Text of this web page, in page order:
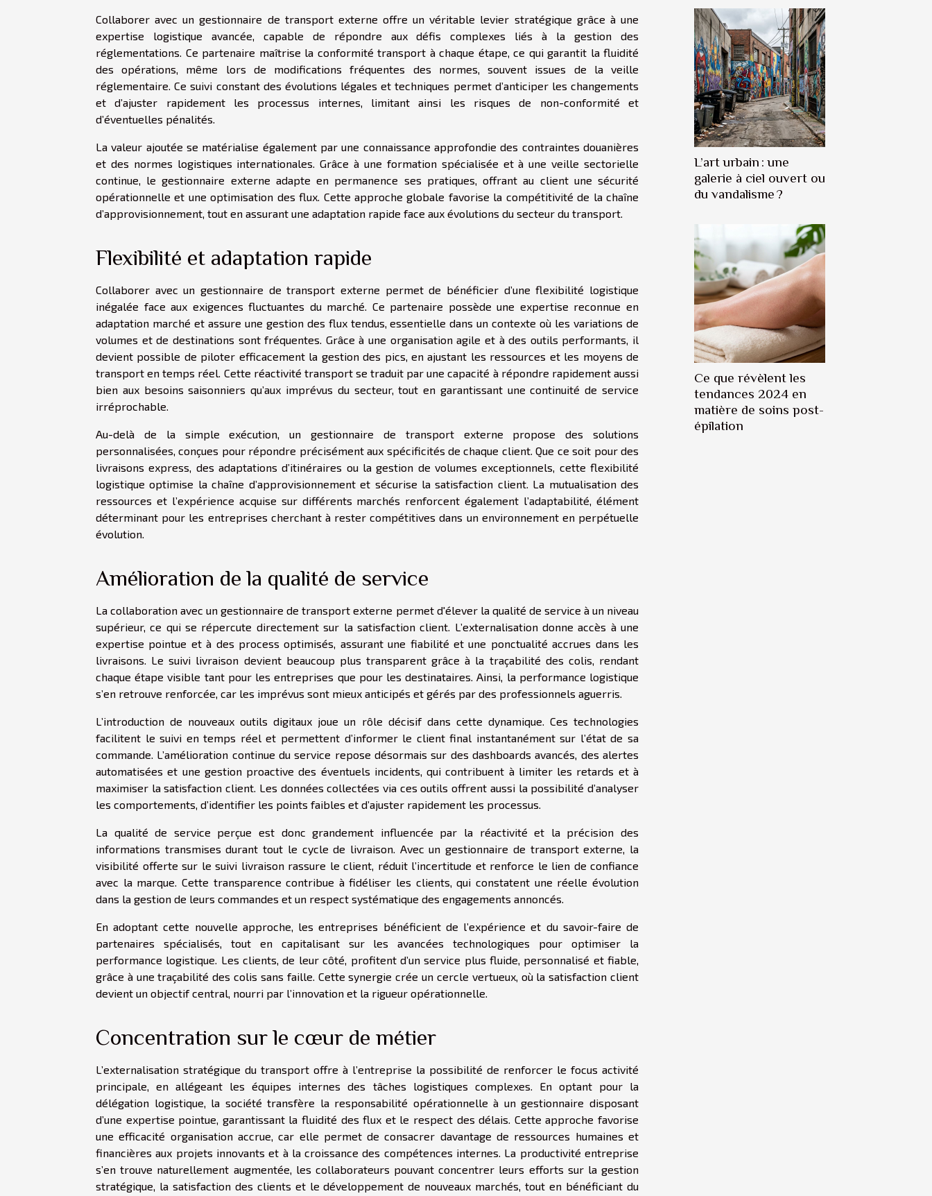
Collaborer avec un gestionnaire de transport externe offre un véritable levier stratégique grâce à une
expertise logistique avancée, capable de répondre aux défis complexes liés à la gestion des
réglementations. Ce partenaire maîtrise la conformité transport à chaque étape, ce qui garantit la fluidité
des opérations, même lors de modifications fréquentes des normes, souvent issues de la veille
réglementaire. Ce suivi constant des évolutions légales et techniques permet d’anticiper les changements
et d’ajuster rapidement les processus internes, limitant ainsi les risques de non-conformité et
d’éventuelles pénalités.
La valeur ajoutée se matérialise également par une connaissance approfondie des contraintes douanières
et des normes logistiques internationales. Grâce à une formation spécialisée et à une veille sectorielle
continue, le gestionnaire externe adapte en permanence ses pratiques, offrant au client une sécurité
opérationnelle et une optimisation des flux. Cette approche globale favorise la compétitivité de la chaîne
d’approvisionnement, tout en assurant une adaptation rapide face aux évolutions du secteur du transport.
Flexibilité et adaptation rapide
Collaborer avec un gestionnaire de transport externe permet de bénéficier d’une flexibilité logistique
inégalée face aux exigences fluctuantes du marché. Ce partenaire possède une expertise reconnue en
adaptation marché et assure une gestion des flux tendus, essentielle dans un contexte où les variations de
volumes et de destinations sont fréquentes. Grâce à une organisation agile et à des outils performants, il
devient possible de piloter efficacement la gestion des pics, en ajustant les ressources et les moyens de
transport en temps réel. Cette réactivité transport se traduit par une capacité à répondre rapidement aussi
bien aux besoins saisonniers qu’aux imprévus du secteur, tout en garantissant une continuité de service
irréprochable.
Au-delà de la simple exécution, un gestionnaire de transport externe propose des solutions
personnalisées, conçues pour répondre précisément aux spécificités de chaque client. Que ce soit pour des
livraisons express, des adaptations d’itinéraires ou la gestion de volumes exceptionnels, cette flexibilité
logistique optimise la chaîne d’approvisionnement et sécurise la satisfaction client. La mutualisation des
ressources et l’expérience acquise sur différents marchés renforcent également l’adaptabilité, élément
déterminant pour les entreprises cherchant à rester compétitives dans un environnement en perpétuelle
évolution.
Amélioration de la qualité de service
La collaboration avec un gestionnaire de transport externe permet d'élever la qualité de service à un niveau
supérieur, ce qui se répercute directement sur la satisfaction client. L’externalisation donne accès à une
expertise pointue et à des process optimisés, assurant une fiabilité et une ponctualité accrues dans les
livraisons. Le suivi livraison devient beaucoup plus transparent grâce à la traçabilité des colis, rendant
chaque étape visible tant pour les entreprises que pour les destinataires. Ainsi, la performance logistique
s’en retrouve renforcée, car les imprévus sont mieux anticipés et gérés par des professionnels aguerris.
L’introduction de nouveaux outils digitaux joue un rôle décisif dans cette dynamique. Ces technologies
facilitent le suivi en temps réel et permettent d’informer le client final instantanément sur l’état de sa
commande. L’amélioration continue du service repose désormais sur des dashboards avancés, des alertes
automatisées et une gestion proactive des éventuels incidents, qui contribuent à limiter les retards et à
maximiser la satisfaction client. Les données collectées via ces outils offrent aussi la possibilité d’analyser
les comportements, d’identifier les points faibles et d’ajuster rapidement les processus.
La qualité de service perçue est donc grandement influencée par la réactivité et la précision des
informations transmises durant tout le cycle de livraison. Avec un gestionnaire de transport externe, la
visibilité offerte sur le suivi livraison rassure le client, réduit l’incertitude et renforce le lien de confiance
avec la marque. Cette transparence contribue à fidéliser les clients, qui constatent une réelle évolution
dans la gestion de leurs commandes et un respect systématique des engagements annoncés.
En adoptant cette nouvelle approche, les entreprises bénéficient de l’expérience et du savoir-faire de
partenaires spécialisés, tout en capitalisant sur les avancées technologiques pour optimiser la
performance logistique. Les clients, de leur côté, profitent d’un service plus fluide, personnalisé et fiable,
grâce à une traçabilité des colis sans faille. Cette synergie crée un cercle vertueux, où la satisfaction client
devient un objectif central, nourri par l’innovation et la rigueur opérationnelle.
Concentration sur le cœur de métier
L’externalisation stratégique du transport offre à l’entreprise la possibilité de renforcer le focus activité
principale, en allégeant les équipes internes des tâches logistiques complexes. En optant pour la
délégation logistique, la société transfère la responsabilité opérationnelle à un gestionnaire disposant
d’une expertise pointue, garantissant la fluidité des flux et le respect des délais. Cette approche favorise
une efficacité organisation accrue, car elle permet de consacrer davantage de ressources humaines et
financières aux projets innovants et à la croissance des compétences internes. La productivité entreprise
s’en trouve naturellement augmentée, les collaborateurs pouvant concentrer leurs efforts sur la gestion
stratégique, la satisfaction des clients et le développement de nouveaux marchés, tout en bénéficiant du
L’art urbain : une
galerie à ciel ouvert ou
du vandalisme ?
Ce que révèlent les
tendances 2024 en
matière de soins post-
épilation